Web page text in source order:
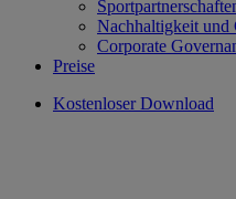
Nachhaltigkeit und
Corporate
Preise
Kostenloser Download